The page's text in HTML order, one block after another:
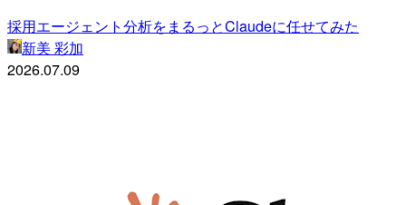
採用エージェント分析をまるっとClaudeに任せてみた
新美 彩加
2026.07.09